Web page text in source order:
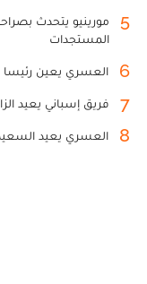
5
مورينيو يتحدث
المستجدات
6 العسري يعين رئيسا
7 فريق إسباني يعيد
8 العسري يعيد